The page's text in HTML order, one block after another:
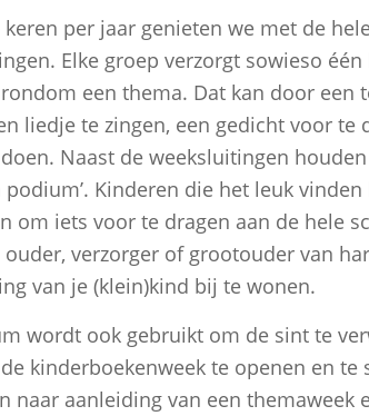
keren per jaar genieten we met de
Elke groep verzorgt sowieso
een thema. Dat kan door een
liedje te zingen, een gedicht voor te
Naast de weeksluitingen
podium’. Kinderen die het leuk
om iets voor te dragen aan de hele
ouder, verzorger of grootouder van
van je (klein)kind bij te wonen.
wordt ook gebruikt om de sint te
kinderboekenweek te openen en te
naar aanleiding van een themaweek